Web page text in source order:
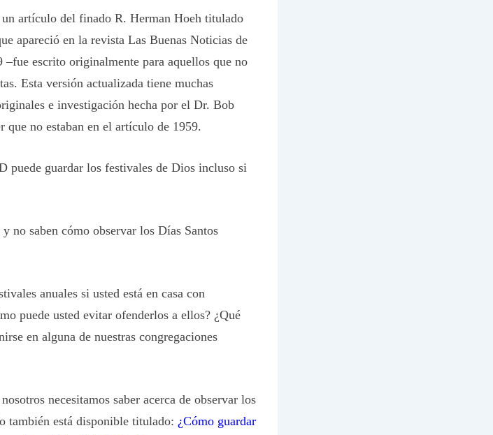
artículo del finado R. Herman Hoeh titulado
apareció en la revista Las Buenas Noticias de
escrito originalmente para aquellos que no
Esta versión actualizada tiene muchas
e investigación hecha por el Dr. Bob
no estaban en el artículo de 1959.
puede guardar los festivales de Dios incluso si
no saben cómo observar los Días Santos
anuales si usted está en casa con
puede usted evitar ofenderlos a ellos? ¿Qué
en alguna de nuestras congregaciones
necesitamos saber acerca de observar los
también está disponible titulado: ¿Cómo guardar